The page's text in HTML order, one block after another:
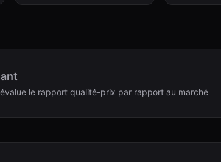
le rapport qualité-prix par rapport au marché